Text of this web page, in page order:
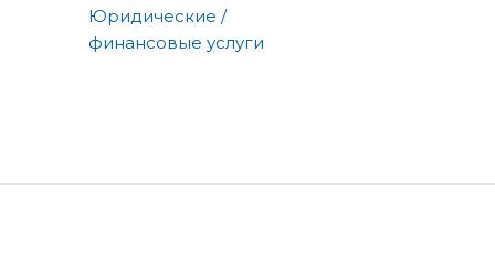
Юридические /
финансовые услуги